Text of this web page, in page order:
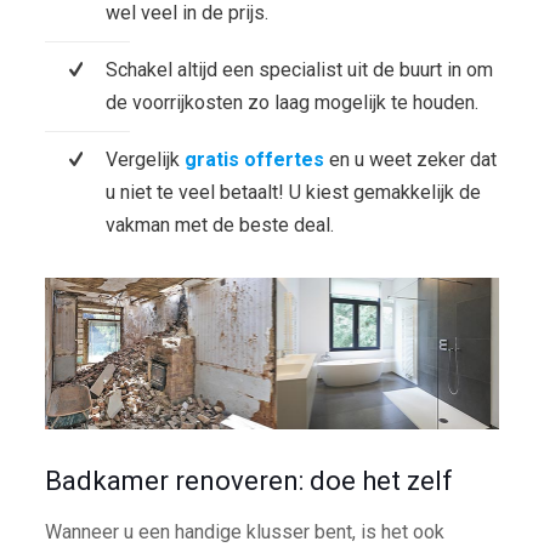
wel veel in de prijs.
Schakel altijd een specialist uit de buurt in om
de voorrijkosten zo laag mogelijk te houden.
Vergelijk gratis offertes en u weet zeker dat
u niet te veel betaalt! U kiest gemakkelijk de
vakman met de beste deal.
Badkamer renoveren: doe het zelf
Wanneer u een handige klusser bent, is het ook